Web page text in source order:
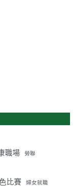
職場 勞聯
比賽 婦女就職